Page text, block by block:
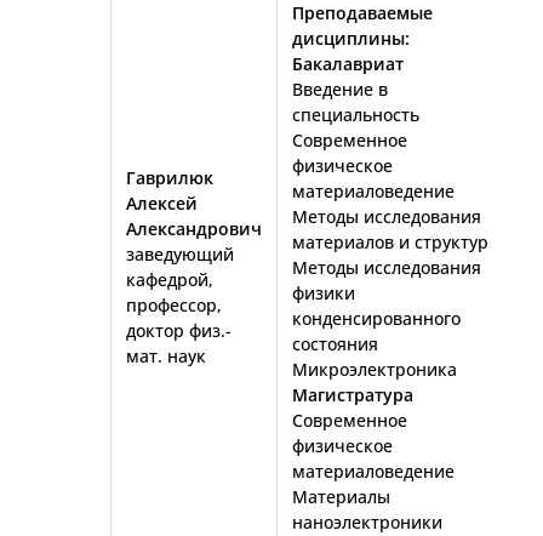
Гаврилюк
Алексей
Александрович
заведующий
кафедрой,
профессор,
доктор физ.-
мат. наук
Преподаваемые
дисциплины:
Бакалавриат
Введение в
специальность
Современное
физическое
материаловедение
Методы исследования
материалов и структур
Методы исследования
физики
конденсированного
состояния
Микроэлектроника
Магистратура
Современное
физическое
материаловедение
Материалы
наноэлектроники